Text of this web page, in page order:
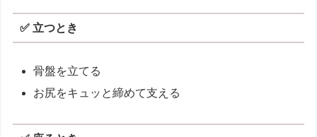
✅ 立つとき
骨盤を立てる
お尻をキュッと締めて支える